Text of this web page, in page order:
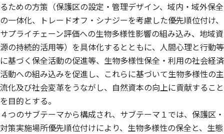
るための方策（保護区の設定・管理デザイン、域内・域外保全
の一体化、トレードオフ・シナジーを考慮した優先順位付け、
サプライチェーン評価への生物多様性影響の組み込み、地域資
源の持続的活用等）を具体化するとともに、人間心理と行動等
に基づく保全活動の促進等、生物多様性保全・利用の社会経済
活動への組み込みを促進し、これらに基づいて生物多様性の主
流化及び社会変革をうながし、自然資本の向上に貢献すること
を目的とする。
４つのサブテーマから構成され、サブテーマ１では、保護区・
対策実施場所優先順位付けにより、生物多様性の保全と、生態